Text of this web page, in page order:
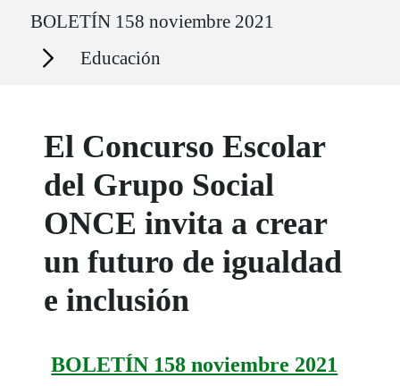
BOLETÍN 158 noviembre 2021
Secciones Educación
El Concurso Escolar
del Grupo Social
ONCE invita a crear
un futuro de igualdad
e inclusión
BOLETÍN 158 noviembre 2021